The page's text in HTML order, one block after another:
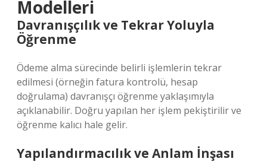
Modelleri
Davranışçılık ve Tekrar Yoluyla
Öğrenme
Ödeme alma sürecinde belirli işlemlerin tekrar
edilmesi (örneğin fatura kontrolü, hesap
doğrulama) davranışçı öğrenme yaklaşımıyla
açıklanabilir. Doğru yapılan her işlem pekiştirilir ve
öğrenme kalıcı hale gelir.
Yapılandırmacılık ve Anlam İnşası